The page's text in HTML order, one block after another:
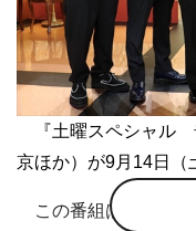
『土曜スペシャル
京ほか）が9月14日（
この番組は、日本全